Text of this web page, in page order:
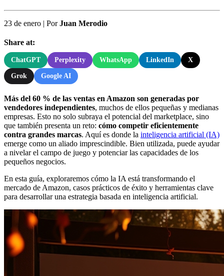
23 de enero | PorJuan Merodio
Share at:
ChatGPT Perplexity WhatsApp LinkedIn X
Grok Google AI
Más del 60 % de las ventas en Amazon son generadas por
vendedores independientes, muchos de ellos pequeñas y medianas
empresas. Esto no solo subraya el potencial del marketplace, sino
que también presenta un reto: cómo competir eficientemente
contra grandes marcas. Aquí es donde la inteligencia artificial (IA)
emerge como un aliado imprescindible. Bien utilizada, puede ayudar
a nivelar el campo de juego y potenciar las capacidades de los
pequeños negocios.
En esta guía, exploraremos cómo la IA está transformando el
mercado de Amazon, casos prácticos de éxito y herramientas clave
para desarrollar una estrategia basada en inteligencia artificial.